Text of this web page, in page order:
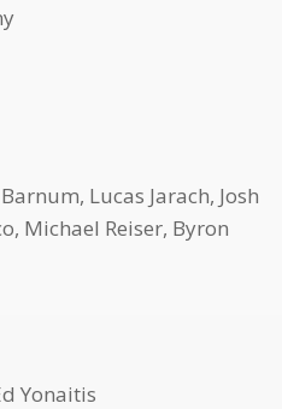
Lucas Jarach, Josh
Michael Reiser, Byron
Yonaitis